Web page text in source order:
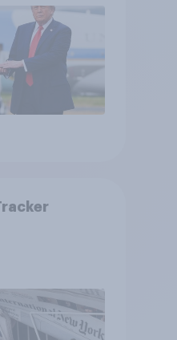
Bündnisse